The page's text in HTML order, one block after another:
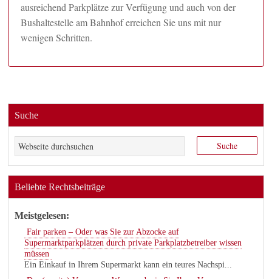
ausreichend Parkplätze zur Verfügung und auch von der
Bushaltestelle am Bahnhof erreichen Sie uns mit nur
wenigen Schritten.
Suche
Beliebte Rechtsbeiträge
Meistgelesen:
Fair parken – Oder was Sie zur Abzocke auf
Supermarktparkplätzen durch private Parkplatzbetreiber wissen
müssen
Ein Einkauf in Ihrem Supermarkt kann ein teures Nachspi...